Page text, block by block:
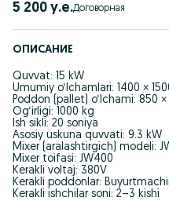
5 200 у.е. Договорная
ОПИСАНИЕ
Quvvat: 15 kW
Umumiy o‘lchamlari: 1400 ×
Poddon (pallet) o‘lchami: 850
Og‘irligi: 1000 kg
Ish sikli: 20 soniya
Asosiy uskuna quvvati: 9.3 kW
Mixer (aralashtirgich) modeli:
Mixer toifasi: JW400
Kerakli voltaj: 380V
Kerakli poddonlar:
Kerakli ishchilar soni: 2–3 kishi